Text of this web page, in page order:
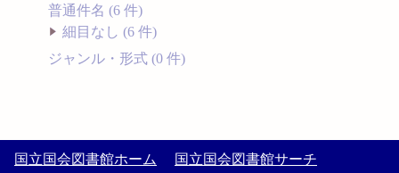
普通件名 (6 件)
細目なし (6 件)
ジャンル・形式 (0 件)
国立国会図書館ホーム 国立国会図書館サーチ